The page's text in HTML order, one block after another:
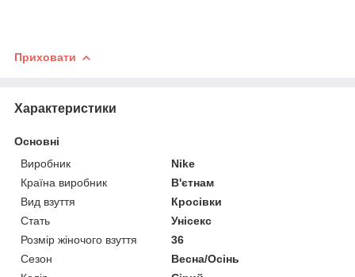
Приховати
Характеристики
Основні
Виробник
Nike
Країна виробник
В'єтнам
Вид взуття
Кросівки
Стать
Унісекс
Розмір жіночого взуття
36
Сезон
Весна/Осінь